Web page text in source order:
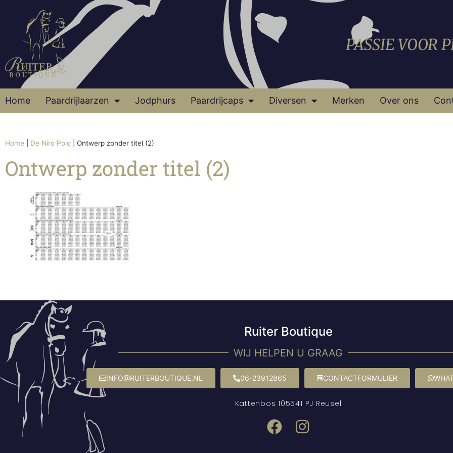
PASSIE VOOR
Home Paardrijlaarzen Jodphurs Paardrijcaps Diversen Merken Over ons
Home De Niro Polo Ontwerp zonder titel (2)
Ontwerp zonder titel (2)
Ruiter Boutique
WIJ HELPEN U GRAAG
INFO@RUITERBOUTIQUE.NL 06-23912865 CONTACTFORMULIER
Kattenbos 105541 PJ Reusel